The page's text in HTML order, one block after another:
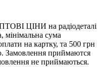
ЦІНИ на радіодеталі
мінімальна сума
на картку, та 500 грн
Замовлення приймаются
не приймаються.